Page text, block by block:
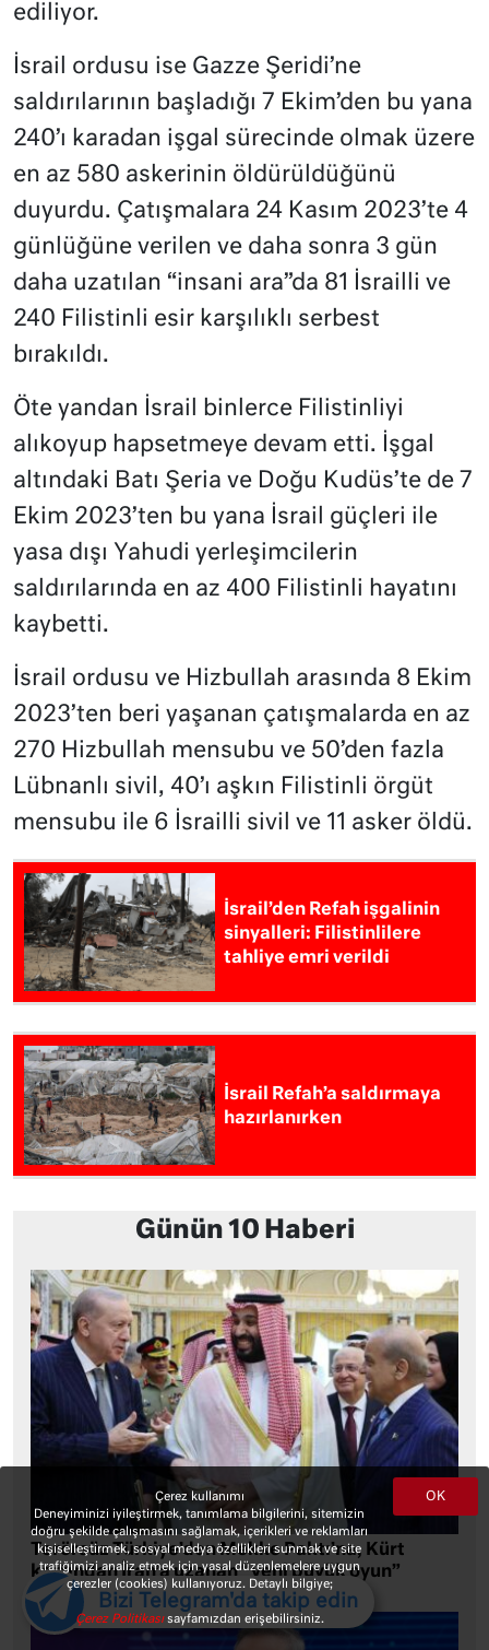
ediliyor.
İsrail ordusu ise Gazze Şeridi’ne
saldırılarının başladığı 7 Ekim’den bu yana
240’ı karadan işgal sürecinde olmak üzere
en az 580 askerinin öldürüldüğünü
duyurdu. Çatışmalara 24 Kasım 2023’te 4
günlüğüne verilen ve daha sonra 3 gün
daha uzatılan “insani ara”da 81 İsrailli ve
240 Filistinli esir karşılıklı serbest
bırakıldı.
Öte yandan İsrail binlerce Filistinliyi
alıkoyup hapsetmeye devam etti. İşgal
altındaki Batı Şeria ve Doğu Kudüs’te de 7
Ekim 2023’ten bu yana İsrail güçleri ile
yasa dışı Yahudi yerleşimcilerin
saldırılarında en az 400 Filistinli hayatını
kaybetti.
İsrail ordusu ve Hizbullah arasında 8 Ekim
2023’ten beri yaşanan çatışmalarda en az
270 Hizbullah mensubu ve 50’den fazla
Lübnanlı sivil, 40’ı aşkın Filistinli örgüt
mensubu ile 6 İsrailli sivil ve 11 asker öldü.
İsrail’den Refah işgalinin
sinyalleri: Filistinlilere
tahliye emri verildi
İsrail Refah’a saldırmaya
hazırlanırken
Günün 10 Haberi
Terörsüz Türkiye’den Mekke Paktı’na, Kürt
kartından İran’a uzanan “yeni büyük oyun”
OK
Çerez kullanımı
Deneyiminizi iyileştirmek, tanımlama bilgilerini, sitemizin
doğru şekilde çalışmasını sağlamak, içerikleri ve reklamları
kişiselleştirmek, sosyal medya özellikleri sunmak ve site
trafiğimizi analiz etmek için yasal düzenlemelere uygun
çerezler (cookies) kullanıyoruz. Detaylı bilgiye;
Çerez Politikasısayfamızdan erişebilirsiniz.
Bizi Telegram'da takip edin